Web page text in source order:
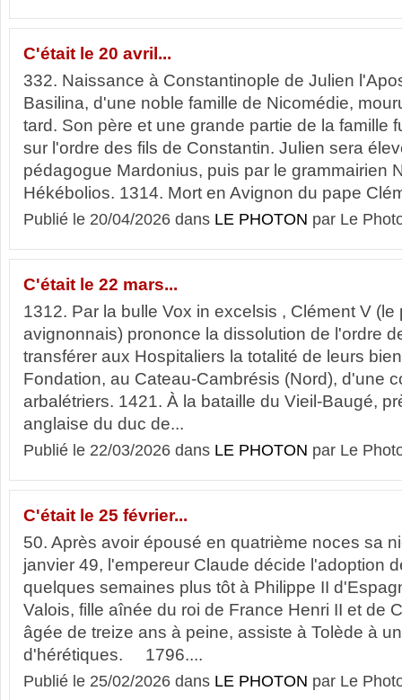
C'était le 20 avril...
332. Naissance à Constantinople de Julien
Basilina, d'une noble famille de Nicomédie,
tard. Son père et une grande partie de la famille
sur l'ordre des fils de Constantin. Julien sera
pédagogue Mardonius, puis par le grammairien
Hékébolios. 1314. Mort en Avignon du pape
Publié le 20/04/2026 dans LE PHOTON par Le
C'était le 22 mars...
1312. Par la bulle Vox in excelsis , Clément V
avignonnais) prononce la dissolution de l'ordre
transférer aux Hospitaliers la totalité de leurs
Fondation, au Cateau-Cambrésis (Nord), d'une
arbalétriers. 1421. À la bataille du Vieil-Baugé,
anglaise du duc de...
Publié le 22/03/2026 dans LE PHOTON par Le
C'était le 25 février...
50. Après avoir épousé en quatrième noces sa
janvier 49, l'empereur Claude décide l'adoption
quelques semaines plus tôt à Philippe II
Valois, fille aînée du roi de France Henri II et de
âgée de treize ans à peine, assiste à Tolède à
d'hérétiques. 1796....
Publié le 25/02/2026 dans LE PHOTON par Le